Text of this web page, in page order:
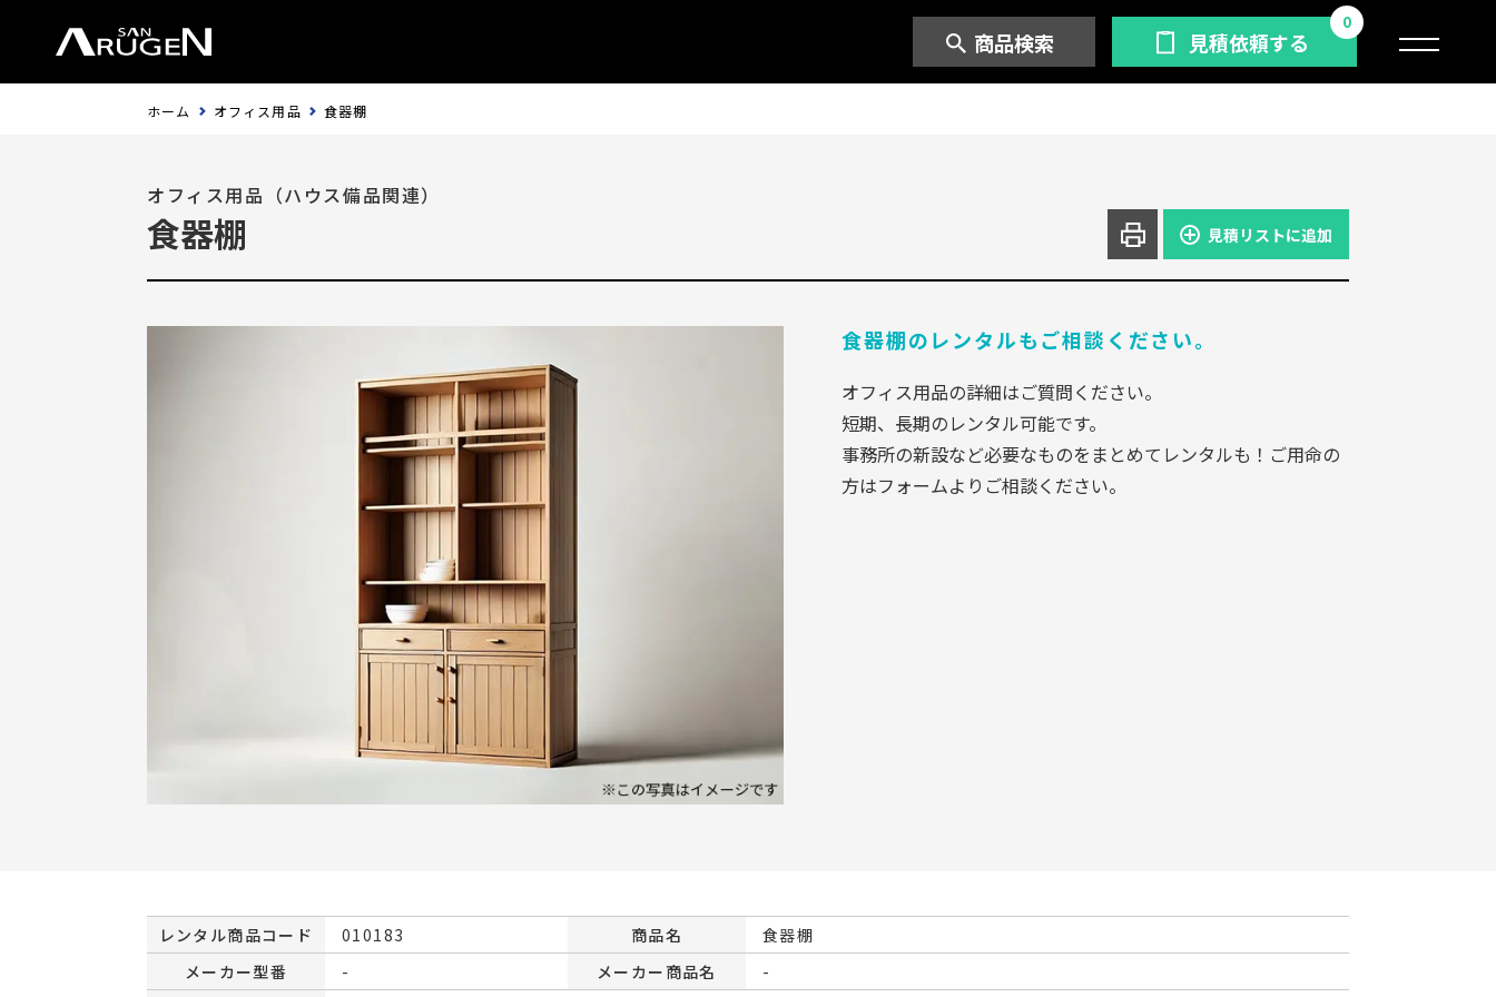
商品検索 見積依頼する
0
ホーム オフィス用品 食器棚
オフィス用品（ハウス備品関連）
食器棚 見積リストに追加
食器棚のレンタルもご相談ください。
オフィス用品の詳細はご質問ください。
短期、長期のレンタル可能です。
事務所の新設など必要なものをまとめてレンタルも！ご用命の
方はフォームよりご相談ください。
レンタル商品コード 010183 商品名
食器棚
メーカー型番
- メーカー商品名
-